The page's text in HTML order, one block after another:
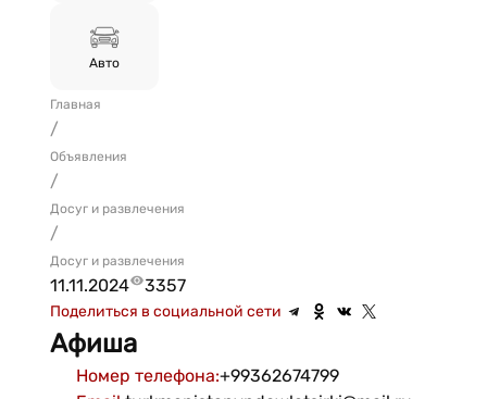
Авто
Главная
/
Объявления
/
Досуг и развлечения
/
Досуг и развлечения
11.11.2024 3357
Поделиться в социальной сети
Афиша
Номер телефона:+99362674799